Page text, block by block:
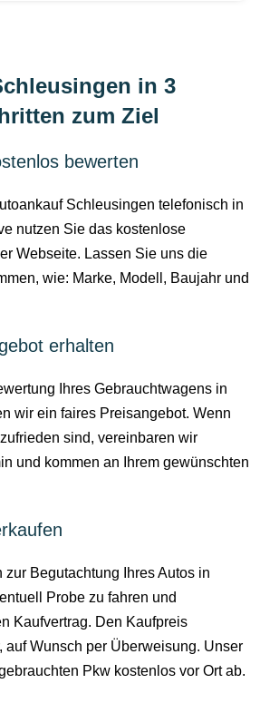
in 3
zum Ziel
bewerten
Schleusingen telefonisch in
nutzen Sie das kostenlose
Webseite. Lassen Sie uns die
wie: Marke, Modell, Baujahr und
erhalten
Ihres Gebrauchtwagens in
wir ein faires Preisangebot. Wenn
sind, vereinbaren wir
und kommen an Ihrem gewünschten
zur Begutachtung Ihres Autos in
Probe zu fahren und
Kaufvertrag. Den Kaufpreis
auf Wunsch per Überweisung. Unser
Pkw kostenlos vor Ort ab.